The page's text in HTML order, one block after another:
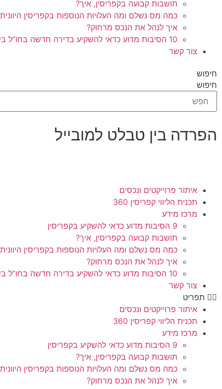
תושבות קבועה בקפריסין, איך?
כמה מס נשלם ומה העלויות הנוספות בקפריסין
איך לנהל את הנכס מרחוק?
10 הסיבות מדוע כדאי להשקיע בדירה חדשה בחו”ל בשלב הפריסייל
צור קשר
חיפוש
חיפוש
הפרדה בין טבלט למובייל
איתור פרוייקטים ונכסים
תכנית הליווי קפריסין 360
מרכז מידע
9 הסיבות מדוע כדאי להשקיע בקפריסין
תושבות קבועה בקפריסין, איך?
כמה מס נשלם ומה העלויות הנוספות בקפריסין
איך לנהל את הנכס מרחוק?
10 הסיבות מדוע כדאי להשקיע בדירה חדשה בחו”ל בשלב הפריסייל
צור קשר
תפריט
איתור פרוייקטים ונכסים
תכנית הליווי קפריסין 360
מרכז מידע
9 הסיבות מדוע כדאי להשקיע בקפריסין
תושבות קבועה בקפריסין, איך?
כמה מס נשלם ומה העלויות הנוספות בקפריסין
איך לנהל את הנכס מרחוק?